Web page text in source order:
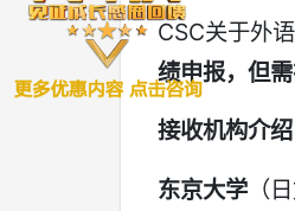
CSC关于外
绩申报，但
接收机构介绍
东京大学 （